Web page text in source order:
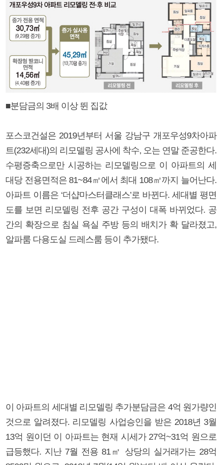
■분담금의 3배 이상 뛴 집값
포스코건설은 2019년부터 서울 강남구 개포우성9차아파
트(232세대)의 리모델링 공사에 착수, 오는 연말 준공한다.
수평증축으로만 시공하는 리모델링으로 이 아파트의 세
대당 전용면적은 81~84㎡에서 최대 108㎡까지 늘어난다.
아파트 이름은 ‘더샵마스터클래스’로 바뀐다. 세대별 평면
도를 보면 리모델링 전후 공간 구성이 대폭 바뀌었다. 공
간의 확장으로 침실 욕실 주방 등의 배치가 확 달라졌고,
알파룸 다용도실 드레스룸 등이 추가됐다.
이 아파트의 세대별 리모델링 추가분담금은 4억 원가량인
것으로 알려졌다. 리모델링 사업승인을 받은 2018년 3월
13억 원이던 이 아파트는 현재 시세가 27억~31억 원으로
급등했다. 지난 7월 전용 81㎡ 상당의 실거래가는 28억